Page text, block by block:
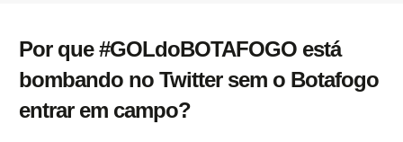
Por que #GOLdoBOTAFOGO está
bombando no Twitter sem o Botafogo
entrar em campo?